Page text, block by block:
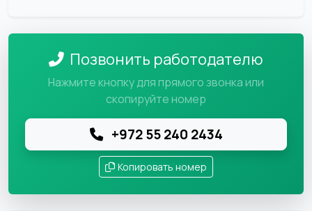
Позвонить работодателю
Нажмите кнопку для прямого звонка или
скопируйте номер
+972 55 240 2434
Копировать номер